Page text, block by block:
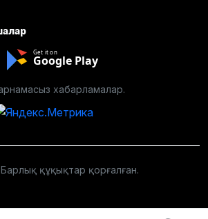
Get it on
Google Play
хабарламалар.
құқықтар қорғалған.